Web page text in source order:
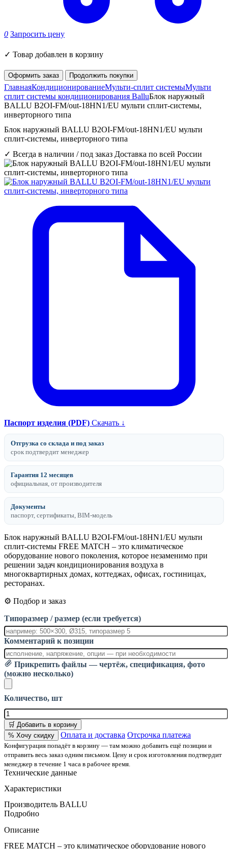
0 Запросить цену
✓ Товар добавлен в корзину
Оформить заказ Продолжить покупки
ГлавнаяКондиционированиеМульти-сплит системыМульти
сплит системы кондиционирования BalluБлок наружный
BALLU B2OI-FM/out-18HN1/EU мульти сплит-системы,
инверторного типа
Блок наружный BALLU B2OI-FM/out-18HN1/EU мульти
сплит-системы, инверторного типа
✓ Всегда в наличии / под заказ Доставка по всей России
Паспорт изделия (PDF) Скачать ↓
Отгрузка со склада и под заказ
срок подтвердит менеджер
Гарантия 12 месяцев
официальная, от производителя
Документы
паспорт, сертификаты, BIM-модель
Блок наружный BALLU B2OI-FM/out-18HN1/EU мульти
сплит-системы FREE MATCH – это климатическое
оборудование нового поколения, которое незаменимо при
решении задач кондиционирования воздуха в
многоквартирных домах, коттеджах, офисах, гостиницах,
ресторанах.
⚙️ Подбор и заказ
Типоразмер / размер (если требуется)
Комментарий к позиции
Прикрепить файлы — чертёж, спецификация, фото
(можно несколько)
Количество, шт
🛒 Добавить в корзину
% Хочу скидку
Оплата и доставка Отсрочка платежа
Конфигурация попадёт в корзину — там можно добавить ещё позиции и
отправить весь заказ одним письмом. Цену и срок изготовления подтвердит
менеджер в течение 1 часа в рабочее время.
Технические данные
Характеристики
Производитель BALLU
Подробно
Описание
FREE MATCH – это климатическое оборудование нового